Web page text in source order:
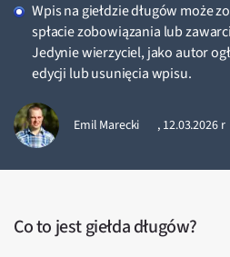
Wpis na giełdzie długów może
spłacie zobowiązania lub
Jedynie wierzyciel, jako autor
edycji lub usunięcia wpisu.
Emil Marecki , 12.03.2026 r
Co to jest giełda długów?